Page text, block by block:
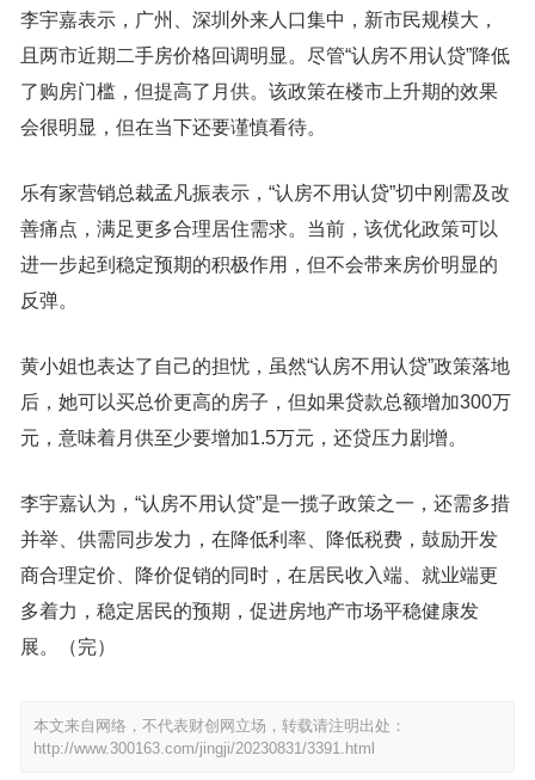
李宇嘉表示，广州、深圳外来人口集中，新市民规模大，
且两市近期二手房价格回调明显。尽管“认房不用认贷”降低
了购房门槛，但提高了月供。该政策在楼市上升期的效果
会很明显，但在当下还要谨慎看待。
乐有家营销总裁孟凡振表示，“认房不用认贷”切中刚需及改
善痛点，满足更多合理居住需求。当前，该优化政策可以
进一步起到稳定预期的积极作用，但不会带来房价明显的
反弹。
黄小姐也表达了自己的担忧，虽然“认房不用认贷”政策落地
后，她可以买总价更高的房子，但如果贷款总额增加300万
元，意味着月供至少要增加1.5万元，还贷压力剧增。
李宇嘉认为，“认房不用认贷”是一揽子政策之一，还需多措
并举、供需同步发力，在降低利率、降低税费，鼓励开发
商合理定价、降价促销的同时，在居民收入端、就业端更
多着力，稳定居民的预期，促进房地产市场平稳健康发
展。（完）
本文来自网络，不代表财创网立场，转载请注明出处：
http://www.300163.com/jingji/20230831/3391.html